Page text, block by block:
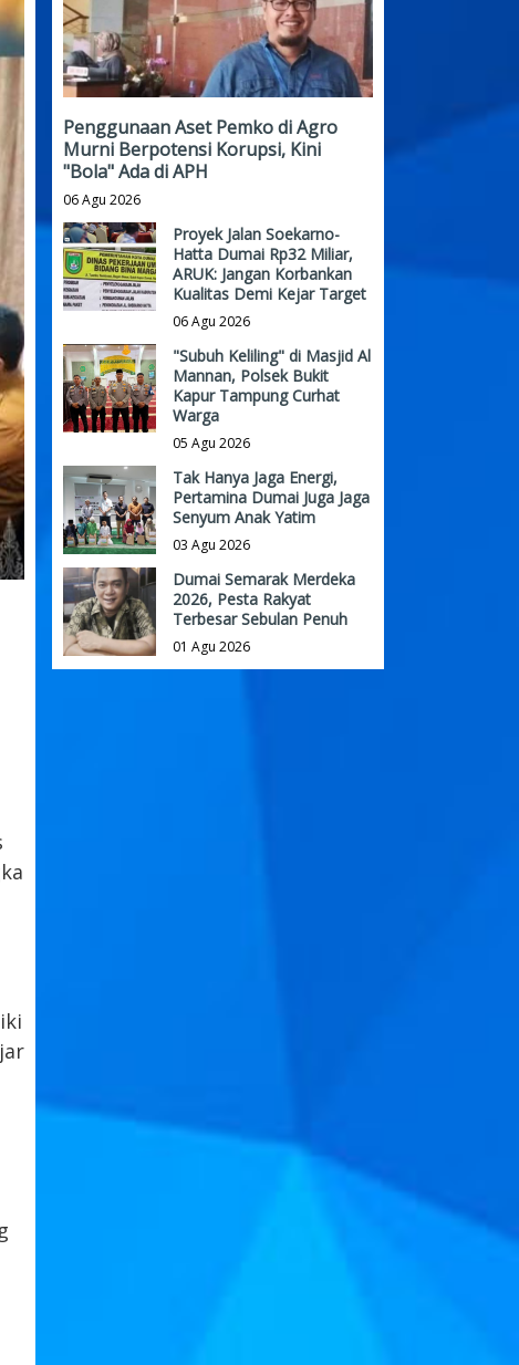
Penggunaan Aset Pemko di Agro
Murni Berpotensi Korupsi, Kini
"Bola" Ada di APH
06 Agu 2026
Proyek Jalan Soekarno-
Hatta Dumai Rp32 Miliar,
ARUK: Jangan Korbankan
Kualitas Demi Kejar Target
06 Agu 2026
"Subuh Keliling" di Masjid Al
Mannan, Polsek Bukit
Kapur Tampung Curhat
Warga
05 Agu 2026
Tak Hanya Jaga Energi,
Pertamina Dumai Juga Jaga
Senyum Anak Yatim
03 Agu 2026
Dumai Semarak Merdeka
2026, Pesta Rakyat
Terbesar Sebulan Penuh
01 Agu 2026